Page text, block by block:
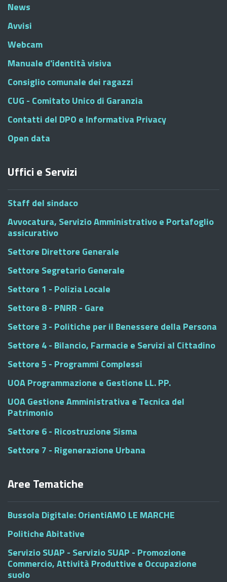
News
Avvisi
Webcam
Manuale d'identità visiva
Consiglio comunale dei ragazzi
CUG - Comitato Unico di Garanzia
Contatti del DPO e Informativa Privacy
Open data
Uffici e Servizi
Staff del sindaco
Avvocatura, Servizio Amministrativo e Portafoglio
assicurativo
Settore Direttore Generale
Settore Segretario Generale
Settore 1 - Polizia Locale
Settore 8 - PNRR - Gare
Settore 3 - Politiche per il Benessere della Persona
Settore 4 - Bilancio, Farmacie e Servizi al Cittadino
Settore 5 - Programmi Complessi
UOA Programmazione e Gestione LL. PP.
UOA Gestione Amministrativa e Tecnica del
Patrimonio
Settore 6 - Ricostruzione Sisma
Settore 7 - Rigenerazione Urbana
Aree Tematiche
Bussola Digitale: OrientiAMO LE MARCHE
Politiche Abitative
Servizio SUAP - Servizio SUAP - Promozione
Commercio, Attività Produttive e Occupazione
suolo